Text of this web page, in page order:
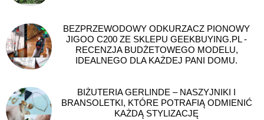
BEZPRZEWODOWY ODKURZACZ PIONOWY
JIGOO C200 ZE SKLEPU GEEKBUYING.PL -
RECENZJA BUDŻETOWEGO MODELU,
IDEALNEGO DLA KAŻDEJ PANI DOMU.
BIŻUTERIA GERLINDE – NASZYJNIKI I
BRANSOLETKI, KTÓRE POTRAFIĄ ODMIENIĆ
KAŻDĄ STYLIZACJĘ